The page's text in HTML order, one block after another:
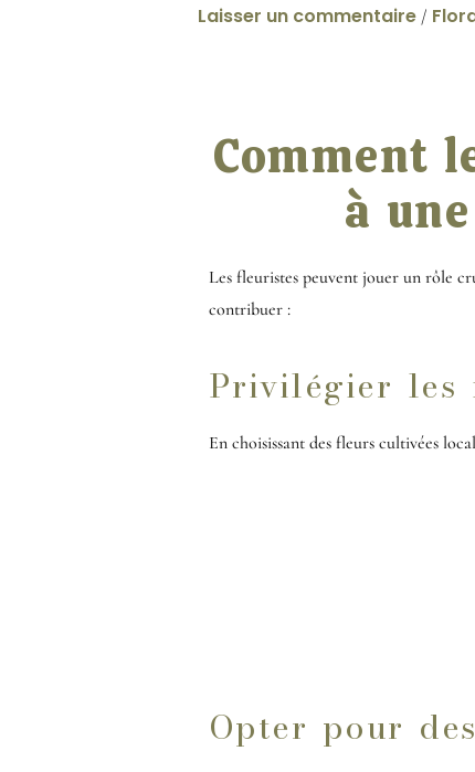
Laisser un commentaire /
Comment
à
Les fleuristes peuvent jouer un rôle
contribuer :
Privilégier les
En choisissant des fleurs cultivées
Opter pour